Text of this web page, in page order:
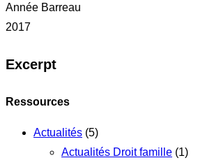
Année Barreau
2017
Excerpt
Ressources
Actualités (5)
Actualités Droit famille (1)